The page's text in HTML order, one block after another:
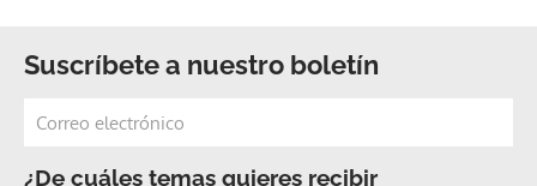
Suscríbete a nuestro boletín
¿De cuáles temas quieres recibir